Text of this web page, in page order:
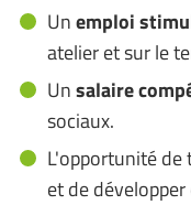
Unemploi
atelier et sur le
Unsalaire
sociaux.
L'opportunité de
et de